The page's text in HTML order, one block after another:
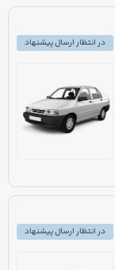
در انتظار ارسال پیشنهاد
در انتظار ارسال پیشنهاد